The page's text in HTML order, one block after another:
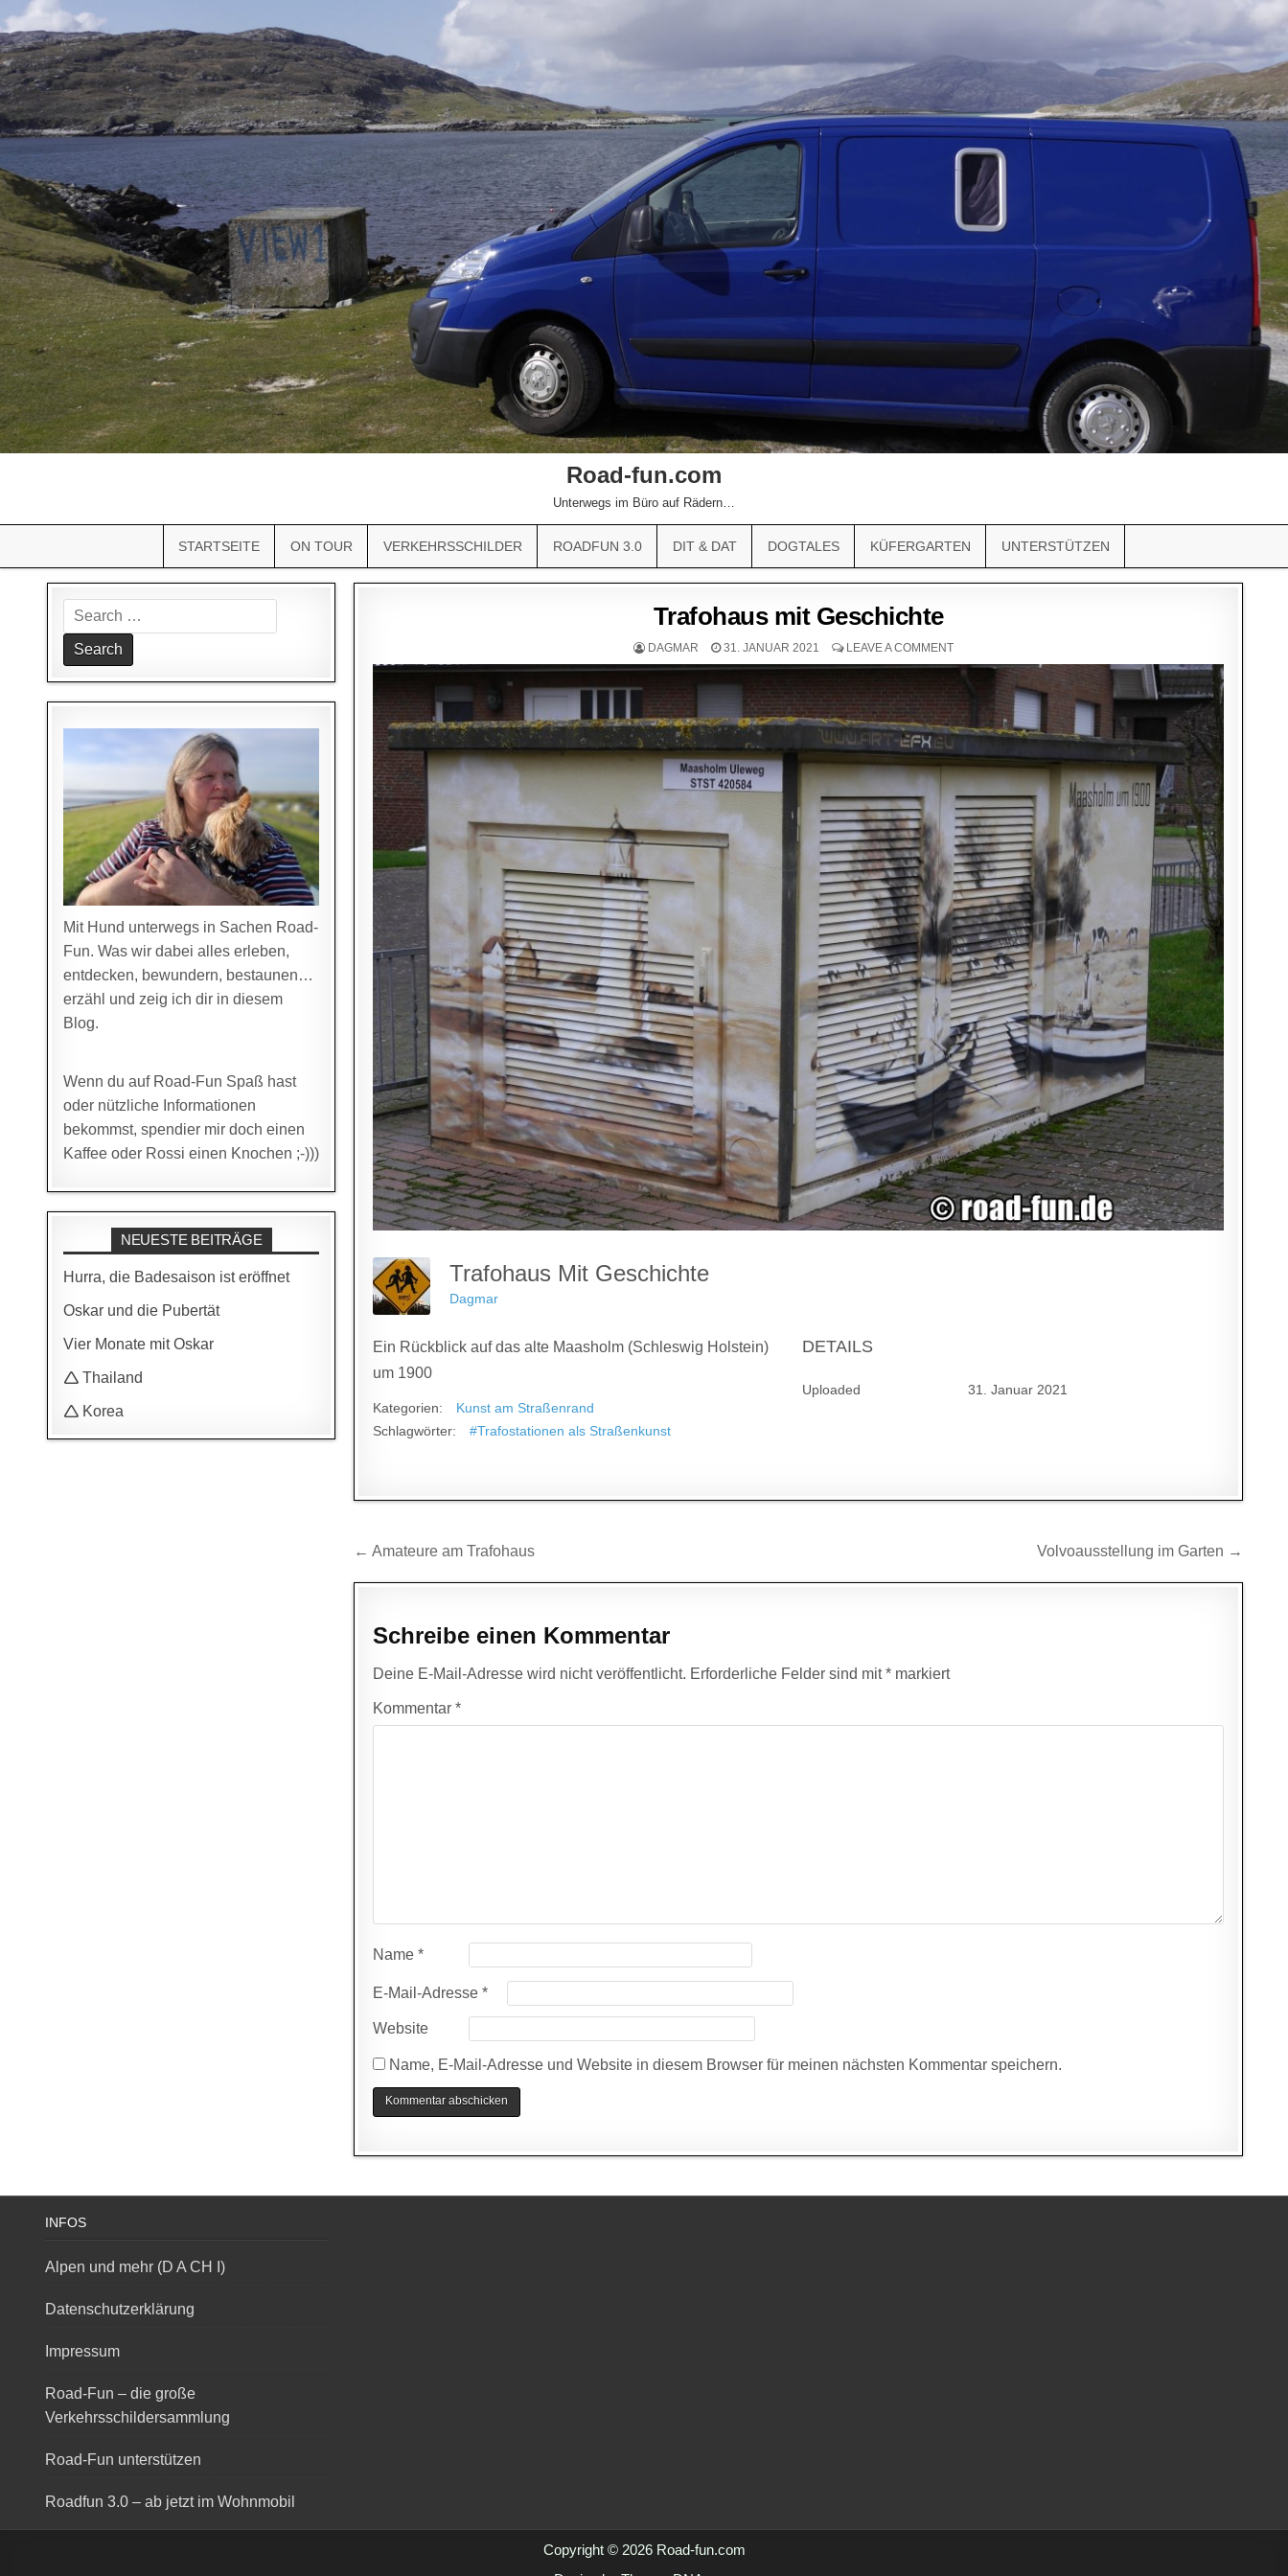
Road-fun.com
Unterwegs im Büro auf Rädern…
STARTSEITE ON TOUR VERKEHRSSCHILDER ROADFUN 3.0 DIT & DAT DOGTALES KÜFERGARTEN UNTERSTÜTZEN
Trafohaus mit Geschichte
DAGMAR 31. JANUAR 2021 LEAVE A COMMENT
Trafohaus Mit Geschichte
Dagmar
Ein Rückblick auf das alte Maasholm (Schleswig Holstein)
um 1900
Kategorien:
Kunst am Straßenrand
Schlagwörter:
#Trafostationen als Straßenkunst
DETAILS
Uploaded 31. Januar 2021
Beitragsnavigation
← Amateure am Trafohaus Volvoausstellung im Garten →
Schreibe einen Kommentar
Deine E-Mail-Adresse wird nicht veröffentlicht. Erforderliche Felder sind mit* markiert
Kommentar*
Name*
E-Mail-Adresse*
Website
Name, E-Mail-Adresse und Website in diesem Browser für meinen nächsten Kommentar speichern.
Search
for:
Mit Hund unterwegs in Sachen Road-
Fun. Was wir dabei alles erleben,
entdecken, bewundern, bestaunen…
erzähl und zeig ich dir in diesem
Blog.
Wenn du auf Road-Fun Spaß hast
oder nützliche Informationen
bekommst, spendier mir doch einen
Kaffee oder Rossi einen Knochen ;-)))
NEUESTE BEITRÄGE
Hurra, die Badesaison ist eröffnet
Oskar und die Pubertät
Vier Monate mit Oskar
🛆 Thailand
🛆 Korea
INFOS
Alpen und mehr (D A CH I)
Datenschutzerklärung
Impressum
Road-Fun – die große
Verkehrsschildersammlung
Road-Fun unterstützen
Roadfun 3.0 – ab jetzt im Wohnmobil
Copyright © 2026 Road-fun.com